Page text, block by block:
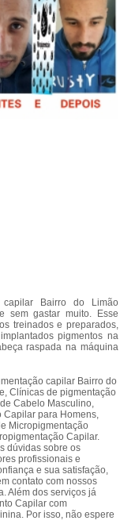
Bairro do Limão
sem gastar muito. Esse
treinados e preparados,
pigmentos na
raspada na máquina
capilar Bairro do
Clínicas de pigmentação
Cabelo Masculino,
para Homens,
Micropigmentação
Capilar.
dúvidas sobre os
profissionais e
e sua satisfação,
contato com nossos
Além dos serviços já
Capilar com
Por isso, não espere